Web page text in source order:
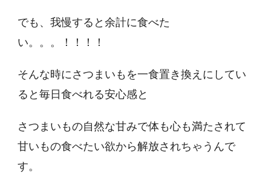
でも、我慢すると余計に食べた
い。。。！！！！
そんな時にさつまいもを一食置き換えにしてい
ると毎日食べれる安心感と
さつまいもの自然な甘みで体も心も満たされて
甘いもの食べたい欲から解放されちゃうんで
す。